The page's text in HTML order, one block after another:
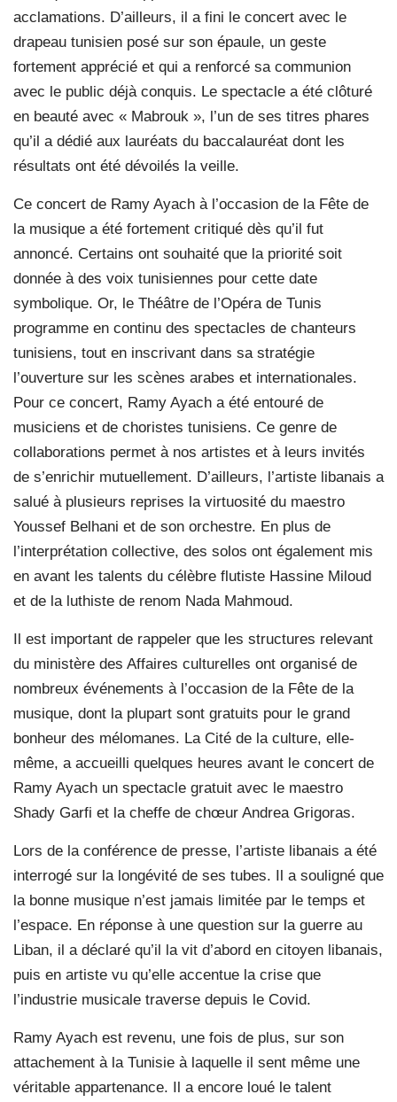
acclamations. D’ailleurs, il a fini le concert avec le
drapeau tunisien posé sur son épaule, un geste
fortement apprécié et qui a renforcé sa communion
avec le public déjà conquis. Le spectacle a été clôturé
en beauté avec « Mabrouk », l’un de ses titres phares
qu’il a dédié aux lauréats du baccalauréat dont les
résultats ont été dévoilés la veille.
Ce concert de Ramy Ayach à l’occasion de la Fête de
la musique a été fortement critiqué dès qu’il fut
annoncé. Certains ont souhaité que la priorité soit
donnée à des voix tunisiennes pour cette date
symbolique. Or, le Théâtre de l’Opéra de Tunis
programme en continu des spectacles de chanteurs
tunisiens, tout en inscrivant dans sa stratégie
l’ouverture sur les scènes arabes et internationales.
Pour ce concert, Ramy Ayach a été entouré de
musiciens et de choristes tunisiens. Ce genre de
collaborations permet à nos artistes et à leurs invités
de s’enrichir mutuellement. D’ailleurs, l’artiste libanais a
salué à plusieurs reprises la virtuosité du maestro
Youssef Belhani et de son orchestre. En plus de
l’interprétation collective, des solos ont également mis
en avant les talents du célèbre flutiste Hassine Miloud
et de la luthiste de renom Nada Mahmoud.
Il est important de rappeler que les structures relevant
du ministère des Affaires culturelles ont organisé de
nombreux événements à l’occasion de la Fête de la
musique, dont la plupart sont gratuits pour le grand
bonheur des mélomanes. La Cité de la culture, elle-
même, a accueilli quelques heures avant le concert de
Ramy Ayach un spectacle gratuit avec le maestro
Shady Garfi et la cheffe de chœur Andrea Grigoras.
Lors de la conférence de presse, l’artiste libanais a été
interrogé sur la longévité de ses tubes. Il a souligné que
la bonne musique n’est jamais limitée par le temps et
l’espace. En réponse à une question sur la guerre au
Liban, il a déclaré qu’il la vit d’abord en citoyen libanais,
puis en artiste vu qu’elle accentue la crise que
l’industrie musicale traverse depuis le Covid.
Ramy Ayach est revenu, une fois de plus, sur son
attachement à la Tunisie à laquelle il sent même une
véritable appartenance. Il a encore loué le talent